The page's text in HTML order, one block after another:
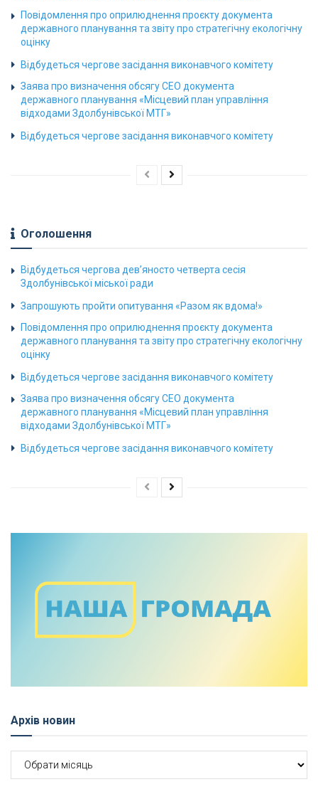
Повідомлення про оприлюднення проєкту документа
державного планування та звіту про стратегічну екологічну
оцінку
Відбудеться чергове засідання виконавчого комітету
Заява про визначення обсягу СЕО документа
державного планування «Місцевий план управління
відходами Здолбунівської МТГ»
Відбудеться чергове засідання виконавчого комітету
Оголошення
Відбудеться чергова дев’яносто четверта сесія
Здолбунівської міської ради
Запрошують пройти опитування «Разом як вдома!»
Повідомлення про оприлюднення проєкту документа
державного планування та звіту про стратегічну екологічну
оцінку
Відбудеться чергове засідання виконавчого комітету
Заява про визначення обсягу СЕО документа
державного планування «Місцевий план управління
відходами Здолбунівської МТГ»
Відбудеться чергове засідання виконавчого комітету
Архів новин
новин